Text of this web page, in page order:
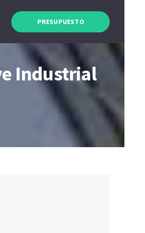
PRESUPUESTO
Industrial